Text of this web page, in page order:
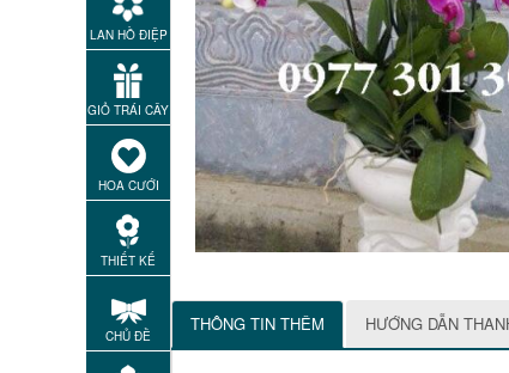
LAN HỒ ĐIỆP
GIỎ TRÁI CÂY
HOA CƯỚI
THIẾT KẾ
CHỦ ĐỀ
THÔNG TIN THÊM HƯỚNG DẪN